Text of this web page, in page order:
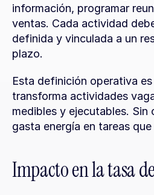
información, programar
ventas. Cada actividad
definida y vinculada a un
plazo.
Esta definición operativa
transforma actividades
medibles y ejecutables. Sin
gasta energía en tareas
Impacto en la tasa